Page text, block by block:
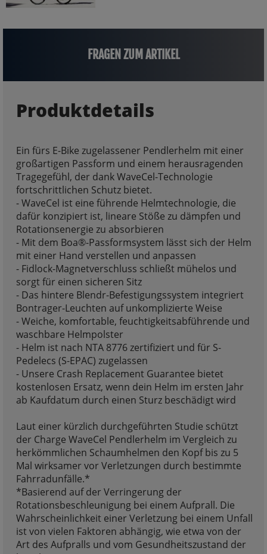
FRAGEN ZUM ARTIKEL
Produktdetails
Ein fürs E-Bike zugelassener Pendlerhelm mit einer
großartigen Passform und einem herausragenden
Tragegefühl, der dank WaveCel-Technologie
fortschrittlichen Schutz bietet.
- WaveCel ist eine führende Helmtechnologie, die
dafür konzipiert ist, lineare Stöße zu dämpfen und
Rotationsenergie zu absorbieren
- Mit dem Boa®-Passformsystem lässt sich der Helm
mit einer Hand verstellen und anpassen
- Fidlock-Magnetverschluss schließt mühelos und
sorgt für einen sicheren Sitz
- Das hintere Blendr-Befestigungssystem integriert
Bontrager-Leuchten auf unkomplizierte Weise
- Weiche, komfortable, feuchtigkeitsabführende und
waschbare Helmpolster
- Helm ist nach NTA 8776 zertifiziert und für S-
Pedelecs (S-EPAC) zugelassen
- Unsere Crash Replacement Guarantee bietet
kostenlosen Ersatz, wenn dein Helm im ersten Jahr
ab Kaufdatum durch einen Sturz beschädigt wird
Laut einer kürzlich durchgeführten Studie schützt
der Charge WaveCel Pendlerhelm im Vergleich zu
herkömmlichen Schaumhelmen den Kopf bis zu 5
Mal wirksamer vor Verletzungen durch bestimmte
Fahrradunfälle.*
*Basierend auf der Verringerung der
Rotationsbeschleunigung bei einem Aufprall. Die
Wahrscheinlichkeit einer Verletzung bei einem Unfall
ist von vielen Faktoren abhängig, wie etwa von der
Art des Aufpralls und vom Gesundheitszustand der